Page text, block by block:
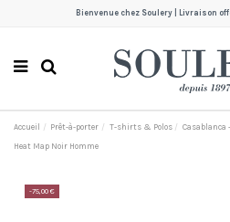
Bienvenue chez Soulery | Livraison
Accueil Prêt-à-porter T-shirts & Polos Casablanca
Heat Map Noir Homme
-75,00 €